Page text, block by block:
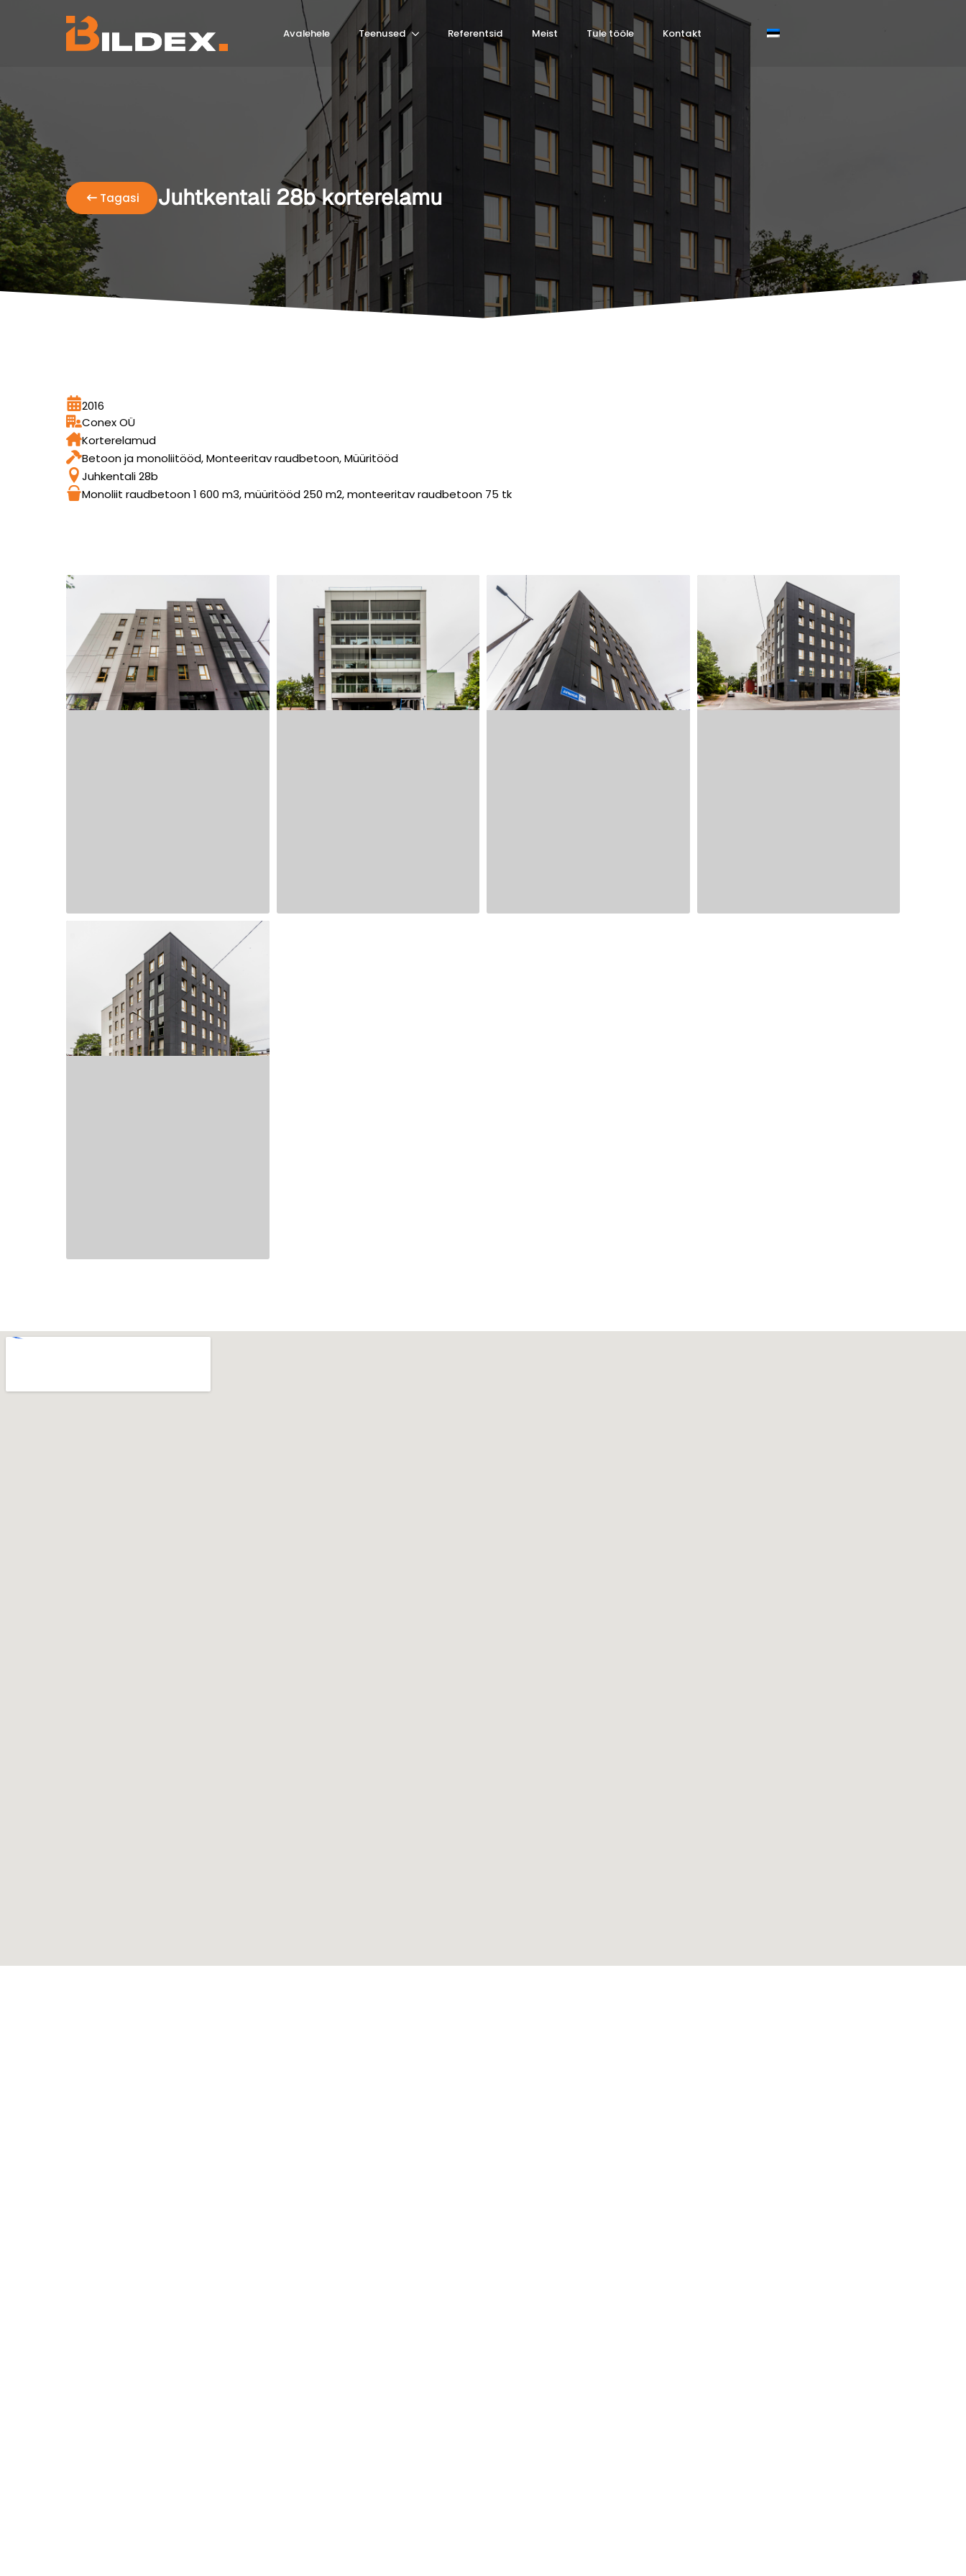
Avalehele Teenused Referentsid Meist Tule tööle Kontakt
Tagasi Juhtkentali 28b korterelamu
2016
Conex OÜ
Korterelamud
Betoon ja monoliitööd, Monteeritav raudbetoon, Müüritööd
Juhkentali 28b
Monoliit raudbetoon 1 600 m3, müüritööd 250 m2, monteeritav raudbetoon 75 tk